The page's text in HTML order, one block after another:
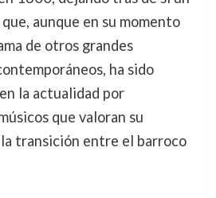
aunque en su momento
de otros grandes
ha sido
la actualidad por
que valoran su
transición entre el barroco